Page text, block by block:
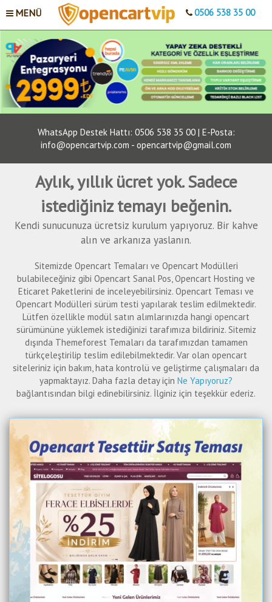
MENÜ 0506 538 35 00
WhatsApp Destek Hattı: 0506 538 35 00 | E-Posta:
info@opencartvip.com - opencartvip@gmail.com
Aylık, yıllık ücret yok. Sadece
istediğiniz temayı beğenin.
Kendi sunucunuza ücretsiz kurulum yapıyoruz. Bir kahve
alın ve arkanıza yaslanın.
Sitemizde Opencart Temaları ve Opencart Modülleri
bulabileceğiniz gibi Opencart Sanal Pos, Opencart Hosting ve
Eticaret Paketlerini de inceleyebilirsiniz. Opencart Teması ve
Opencart Modülleri sürüm testi yapılarak teslim edilmektedir.
Lütfen özellikle modül satın alımlarınızda hangi opencart
sürümününe yüklemek istediğinizi tarafımıza bildiriniz. Sitemiz
dışında Themeforest Temaları da tarafımızdan tamamen
türkçeleştirilip teslim edilebilmektedir. Var olan opencart
siteleriniz için bakım, hata kontrolü ve geliştirme çalışmaları da
yapmaktayız. Daha fazla detay için Ne Yapıyoruz?
bağlantısından bilgi edinebilirsiniz. İlginiz için teşekkür ederiz.